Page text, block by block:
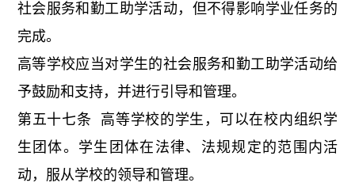
社会服务和勤工助学活动，但不得影响学业任务的
完成。
高等学校应当对学生的社会服务和勤工助学活动给
予鼓励和支持，并进行引导和管理。
第五十七条 高等学校的学生，可以在校内组织学
生团体。学生团体在法律、法规规定的范围内活
动，服从学校的领导和管理。